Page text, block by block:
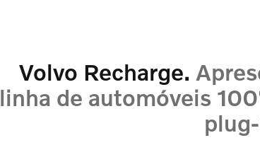
Volvo Recharge.
linha de automóveis